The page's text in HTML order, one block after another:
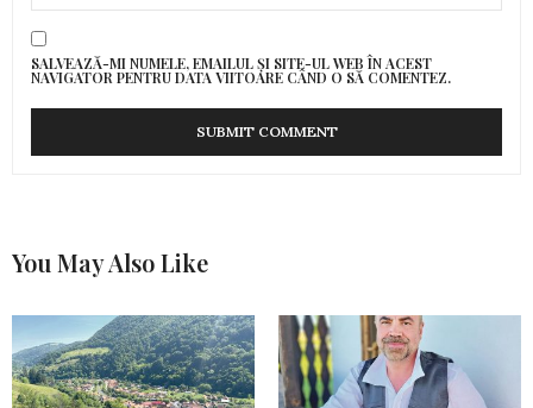
SALVEAZĂ-MI NUMELE, EMAILUL ȘI SITE-UL WEB ÎN ACEST
NAVIGATOR PENTRU DATA VIITOARE CÂND O SĂ COMENTEZ.
You May Also Like